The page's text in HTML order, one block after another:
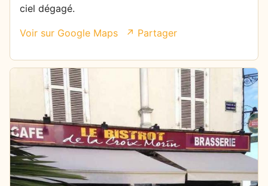
ciel dégagé.
Voir sur Google Maps ↗ Partager